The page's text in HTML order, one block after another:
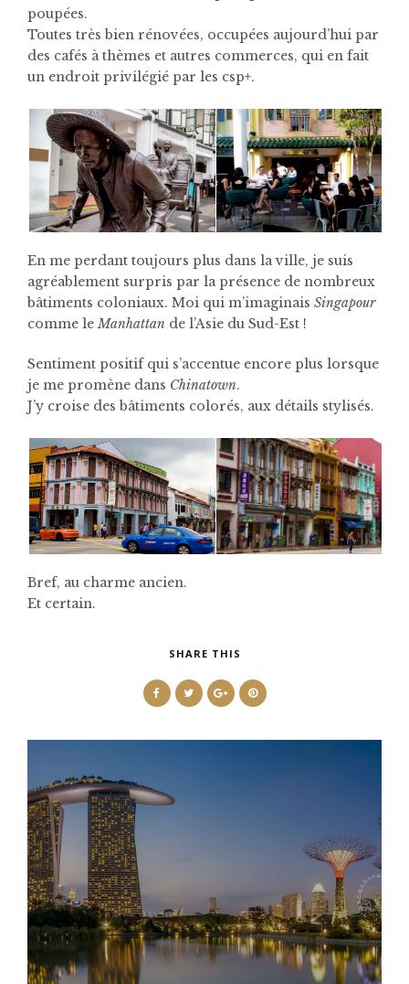
poupées.
Toutes très bien rénovées, occupées aujourd’hui par
des cafés à thèmes et autres commerces, qui en fait
un endroit privilégié par les csp+.
En me perdant toujours plus dans la ville, je suis
agréablement surpris par la présence de nombreux
bâtiments coloniaux. Moi qui m’imaginais Singapour
comme leManhattan de l’Asie du Sud-Est !
Sentiment positif qui s’accentue encore plus lorsque
je me promène dans Chinatown.
J’y croise des bâtiments colorés, aux détails stylisés.
Bref, au charme ancien.
Et certain.
SHARE THIS